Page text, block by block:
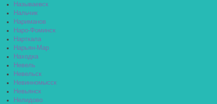
Называевск
Нальчик
Нариманов
Наро-Фоминск
Нарткала
Нарьян-Мар
Находка
Невель
Невельск
Невинномысск
Невьянск
Нелидово